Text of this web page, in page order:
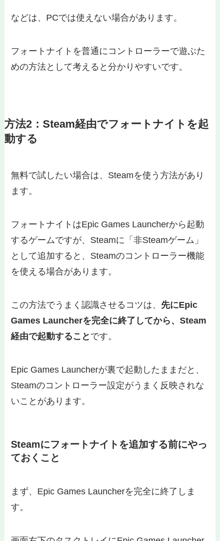
などは、PCでは使えない場合があります。
フォートナイトを普通にコントローラーで遊ぶた
めの方法として考えると分かりやすいです。
方法2：Steam経由でフォートナイトを起
動する
無料で試したい場合は、Steamを使う方法があり
ます。
フォートナイトはEpic Games Launcherから起動
するゲームですが、Steamに「非Steamゲーム」
として追加すると、Steamのコントローラー機能
を使える場合があります。
この方法でうまく認識させるコツは、 先にEpic
Games Launcherを完全に終了してから、Steam
経由で起動すること です。
Epic Games Launcherが裏で起動したままだと、
Steamのコントローラー設定がうまく反映されな
いことがあります。
Steamにフォートナイトを追加する前にやっ
ておくこと
まず、Epic Games Launcherを完全に終了しま
す。